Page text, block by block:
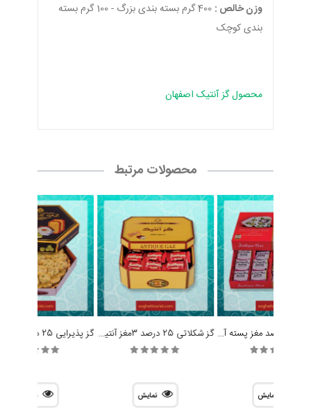
وزن خالص :
400 گرم بسته بندی بزرگ - 100 گرم بسته
بندی کوچک
محصول گز آنتیک اصفهان
محصولات مرتبط
گز رژیمی 25 درصد مغز پسته آنتیک
نمایش
گز شکلاتی 25 درصد 3مغز آنتیک
نمایش